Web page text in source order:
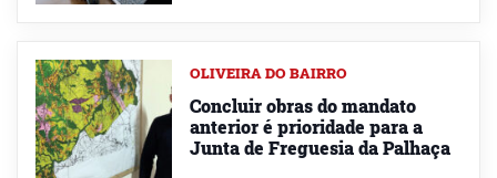
OLIVEIRA DO BAIRRO
Concluir obras do mandato
anterior é prioridade para a
Junta de Freguesia da Palhaça